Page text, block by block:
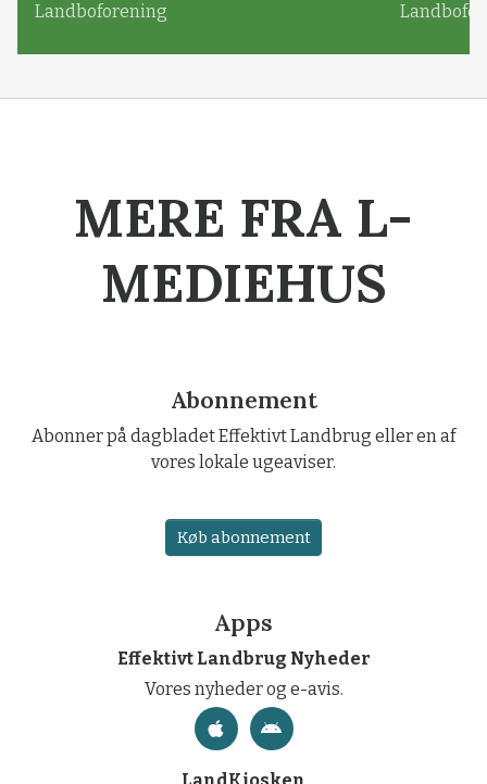
Landboforening
MERE FRA L-
MEDIEHUS
Abonnement
Abonner på dagbladet Effektivt Landbrug eller en af
vores lokale ugeaviser.
Køb abonnement
Apps
Effektivt Landbrug Nyheder
Vores nyheder og e-avis.